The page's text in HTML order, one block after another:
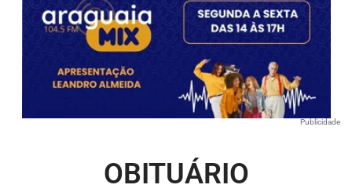
Publicidade
OBITUÁRIO